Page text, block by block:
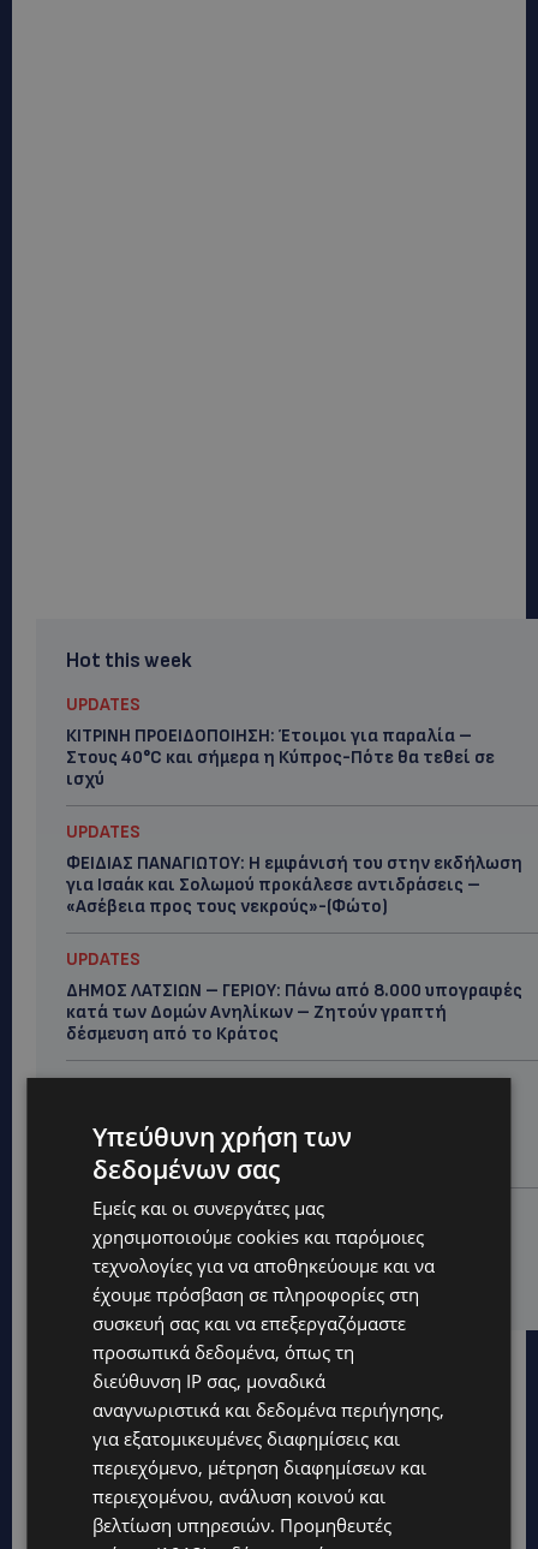
Hot this week
UPDATES
ΚΙΤΡΙΝΗ ΠΡΟΕΙΔΟΠΟΙΗΣΗ: Έτοιμοι για παραλία –
Στους 40°C και σήμερα η Κύπρος-Πότε θα τεθεί σε
ισχύ
UPDATES
ΦΕΙΔΙΑΣ ΠΑΝΑΓΙΩΤΟΥ: Η εμφάνισή του στην εκδήλωση
για Ισαάκ και Σολωμού προκάλεσε αντιδράσεις –
«Ασέβεια προς τους νεκρούς»-(Φώτο)
UPDATES
ΔΗΜΟΣ ΛΑΤΣΙΩΝ – ΓΕΡΙΟΥ: Πάνω από 8.000 υπογραφές
κατά των Δομών Ανηλίκων – Ζητούν γραπτή
δέσμευση από το Κράτος
χωριού – Μια ανάσα δροσιάς για κατοίκους και
επισκέπτες
LIFESTYLE
ΕΛΕΝΑ ΠΑΠΑΔΟΠΟΥΛΟΥ: Από τη σκηνή στην
Αντιπροεδρία του ΘΟΚ – «Μεγάλη τιμή και μεγάλη
ευθύνη»
Υπεύθυνη χρήση των
δεδομένων σας
Εμείς και οι συνεργάτες μας
χρησιμοποιούμε cookies και παρόμοιες
τεχνολογίες για να αποθηκεύουμε και να
έχουμε πρόσβαση σε πληροφορίες στη
συσκευή σας και να επεξεργαζόμαστε
προσωπικά δεδομένα, όπως τη
διεύθυνση IP σας, μοναδικά
αναγνωριστικά και δεδομένα περιήγησης,
για εξατομικευμένες διαφημίσεις και
περιεχόμενο, μέτρηση διαφημίσεων και
περιεχομένου, ανάλυση κοινού και
βελτίωση υπηρεσιών. Προμηθευτές